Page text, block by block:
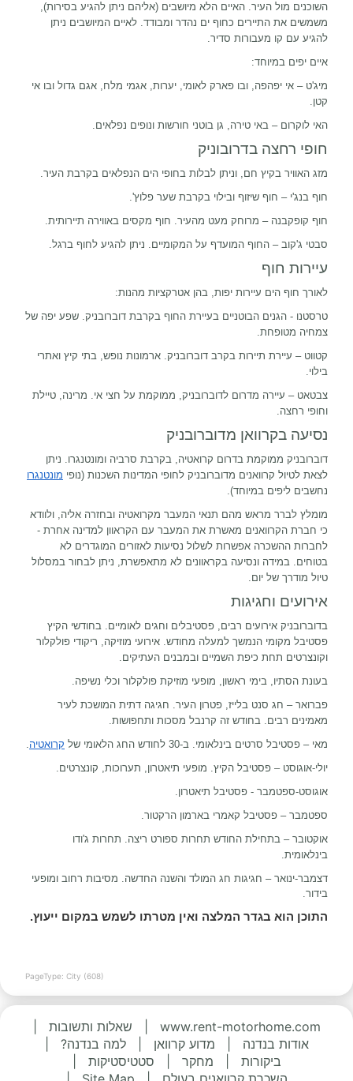
השוכנים מול העיר. האיים הלא מיושבים (אליהם ניתן להגיע בסירות),
משמשים את התיירים כחוף ים נהדר ומבודד. לאיים המיושבים ניתן
להגיע עם קו מעבורות סדיר.
איים יפים במיוחד:
מיג'ט – אי יפהפה, ובו פארק לאומי, יערות, אגמי מלח, אגם גדול ובו אי
קטן.
האי לוקרום – באי טירה, גן בוטני חורשות ונופים נפלאים.
חופי רחצה בדרובוניק
מזג האוויר בקיץ חם, וניתן לבלות בחופי הים הנפלאים בקרבת העיר.
חוף בנג'י – חוף שיזוף ובילוי בקרבת שער פלוץ'.
חוף קופקבנה – מרוחק מעט מהעיר. חוף מקסים באווירה תיירותית.
סבטי ג'קוב – החוף המועדף על המקומיים. ניתן להגיע לחוף ברגל.
עיירות חוף
לאורך חוף הים עיירות יפות, בהן אטרקציות מהנות:
טרסטנו - הגנים הבוטניים בעיירת החוף בקרבת דוברובניק. שפע יפה של
צמחיה מטופחת.
קטווט – עיירת תיירות בקרב דוברובניק. ארמונות נופש, בתי קיץ ואתרי
בילוי.
צבטאט – עיירה מדרום לדוברובניק, ממוקמת על חצי אי. מרינה, טיילת
וחופי רחצה.
נסיעה בקרוואן מדוברובניק
דוברובניק ממוקמת בדרום קרואטיה, בקרבת סרביה ומונטנגרו. ניתן
לצאת לטיול קרוואנים מדוברובניק לחופי המדינות השכנות (נופי מונטנגרו
נחשבים ליפים במיוחד).
מומלץ לברר מראש מהם תנאי המעבר מקרואטיה ובחזרה אליה, ולוודא
כי חברת הקרוואנים מאשרת את המעבר עם הקראוון למדינה אחרת -
לחברות ההשכרה אפשרות לשלול נסיעות לאזורים המוגדרים לא
בטוחים. במידה ונסיעה בקראוונים לא מתאפשרת, ניתן לבחור במסלול
טיול מודרך של יום.
אירועים וחגיגות
בדוברובניק אירועים רבים, פסטיבלים וחגים לאומיים. בחודשי הקיץ
פסטיבל מקומי הנמשך למעלה מחודש. אירועי מוזיקה, ריקודי פולקלור
וקונצרטים תחת כיפת השמיים ובמבנים העתיקים.
בעונת הסתיו, בימי ראשון, מופעי מוזיקת פולקלור וכלי נשיפה.
פברואר – חג סנט בלייז, פטרון העיר. חגיגה דתית המושכת לעיר
מאמינים רבים. בחודש זה קרנבל מסכות ותחפושות.
מאי – פסטיבל סרטים בינלאומי. ב-30 לחודש החג הלאומי של
קרואטיה.
יולי-אוגוסט – פסטיבל הקיץ. מופעי תיאטרון, תערוכות, קונצרטים.
אוגוסט-ספטמבר - פסטיבל תיאטרון.
ספטמבר – פסטיבל קאמרי בארמון הרקטור.
אוקטובר – בתחילת החודש תחרות ספורט ריצה. תחרות ג'ודו
בינלאומית.
דצמבר-ינואר – חגיגות חג המולד והשנה החדשה. מסיבות רחוב ומופעי
בידור.
התוכן הוא בגדר המלצה ואין מטרתו לשמש במקום ייעוץ.
PageType: City (608)
www.rent-motorhome.com שאלות ותשובות
אודות בנדנה
מדוע קרוואן למה בנדנה?
ביקורות
מחקר סטטיסטיקות